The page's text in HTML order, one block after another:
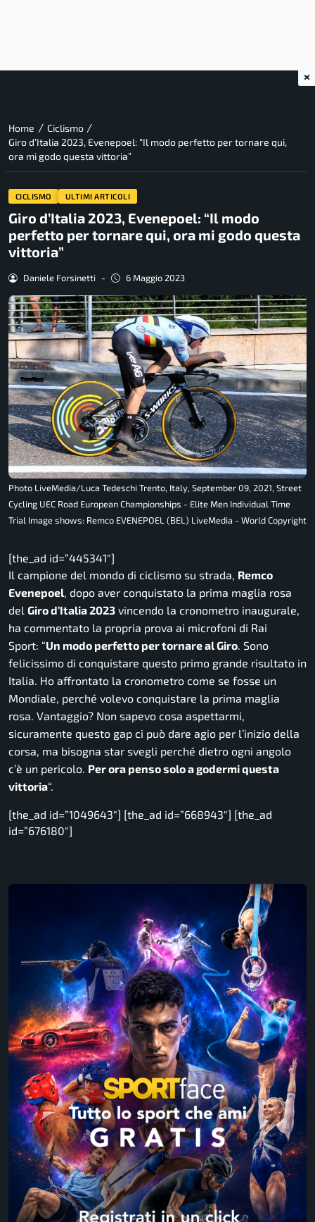
Home / Ciclismo /
Giro d’Italia 2023, Evenepoel: “Il modo perfetto per tornare qui,
ora mi godo questa vittoria”
CICLISMO ULTIMI ARTICOLI
Giro d’Italia 2023, Evenepoel: “Il modo
perfetto per tornare qui, ora mi godo questa
vittoria”
Daniele Forsinetti - 6 Maggio 2023
Photo LiveMedia/Luca Tedeschi Trento, Italy, September 09, 2021, Street
Cycling UEC Road European Championships - Elite Men Individual Time
Trial Image shows: Remco EVENEPOEL (BEL) LiveMedia - World Copyright
[the_ad id=”445341″]
Il campione del mondo di ciclismo su strada, Remco
Evenepoel, dopo aver conquistato la prima maglia rosa
del Giro d’Italia 2023 vincendo la cronometro inaugurale,
ha commentato la propria prova ai microfoni di Rai
Sport: “Un modo perfetto per tornare al Giro. Sono
felicissimo di conquistare questo primo grande risultato in
Italia. Ho affrontato la cronometro come se fosse un
Mondiale, perché volevo conquistare la prima maglia
rosa. Vantaggio? Non sapevo cosa aspettarmi,
sicuramente questo gap ci può dare agio per l’inizio della
corsa, ma bisogna star svegli perché dietro ogni angolo
c’è un pericolo. Per ora penso solo a godermi questa
vittoria“.
[the_ad id=”1049643″] [the_ad id=”668943″] [the_ad
id=”676180″]
×